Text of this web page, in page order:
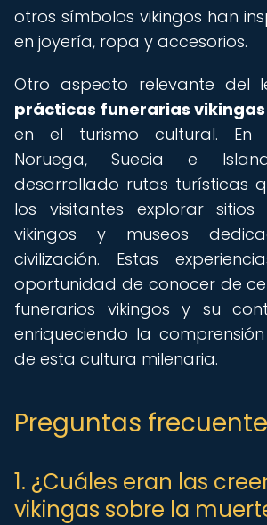
otros símbolos vikingos han
en joyería, ropa y accesorios.
Otro aspecto relevante del
prácticas funerarias vikingas
en el turismo cultural. En
Noruega, Suecia e
desarrollado rutas turísticas
los visitantes explorar sitios
vikingos y museos
civilización. Estas
oportunidad de conocer de
funerarios vikingos y su
enriqueciendo la
de esta cultura milenaria.
Preguntas
1. ¿Cuáles eran las
vikingas sobre la